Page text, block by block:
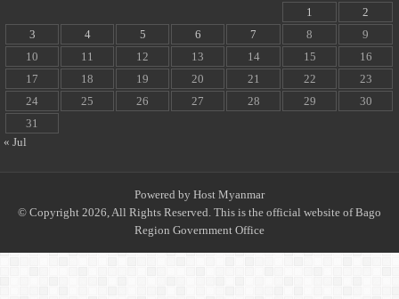
1
2
3
4 5 6 7 8
9
10
11 12 13 14 15
16
17
18 19 20 21 22
23
24
25 26 27 28 29
30
31
« Jul
Powered by Host Myanmar
© Copyright 2026, All Rights Reserved. This is the official website of Bago
Region Government Office